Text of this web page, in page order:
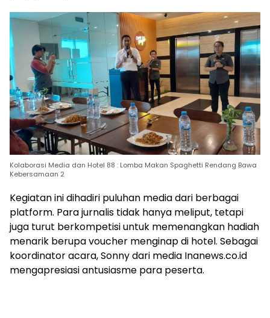
Kolaborasi Media dan Hotel 88 : Lomba Makan Spaghetti Rendang Bawa
Kebersamaan 2
Kegiatan ini dihadiri puluhan media dari berbagai
platform. Para jurnalis tidak hanya meliput, tetapi
juga turut berkompetisi untuk memenangkan hadiah
menarik berupa voucher menginap di hotel. Sebagai
koordinator acara, Sonny dari media Inanews.co.id
mengapresiasi antusiasme para peserta.